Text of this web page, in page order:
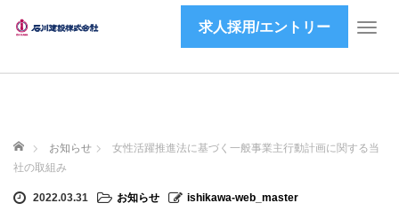
T
n
求人採用/エントリー
ホーム お知らせ
女性活躍推進法に基づく一般事業主行動計画に関する当
社の取組み
2022.03.31 お知らせ ishikawa-web_master